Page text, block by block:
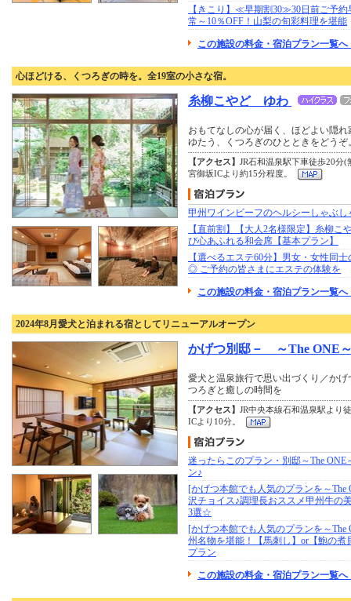
【きこり】≪早期割30≫30日前ご予約
常～10％OFF！山梨の旬彩料理を堪能
この施設の料金・宿泊プラン一覧
心ほどける、くつろぎの時を。全19室の小さな宿。
糸柳こやど ゆわ
おもてなしの心が届く、ほどよい隠
ゆたう、くつろぎのひとときをどうぞ
【アクセス】 JR石和温泉駅下車徒歩20分
宮御坂ICより約15分程度。
甲州ワインビーフのヘルシーしゃぶし
【直前割】【大人2名様限定】糸柳
び心あふれる和会席【基本プラン】
【選べるエステ60分】男女・女性同
◎ ご予約の皆さまにエステの体験を
この施設の料金・宿泊プラン一覧
2024年8月愛犬と泊まれる宿としてリニューアルオープン
かげつ別邸－ ～The ONE
愛犬と温泉旅行で思い出づくり／か
つろぎと癒しの時間を
【アクセス】 JR中央本線石和温泉駅より
ICより10分。
迷ったらこのプラン・別邸～The ONE
ン♪
[かげつ本館でも人気のプランを～The
沢チョイス♪調理長おススメ甲州牛の
3選☆
[かげつ本館でも人気のプランを～The
州名物を堪能！【馬刺し】or【鮑の煮
プラン
この施設の料金・宿泊プラン一覧